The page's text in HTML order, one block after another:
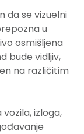
da se vizuelni
u
osmišljena
bude vidljiv,
na različitim
izloga,